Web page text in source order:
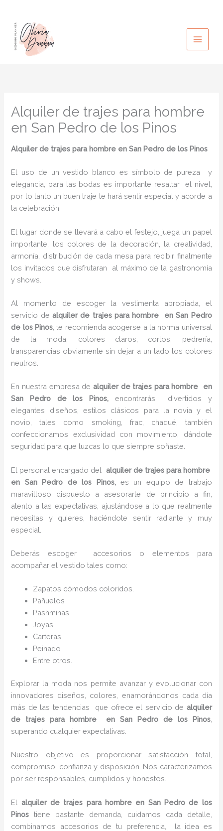
contenido
Alquiler de trajes para hombre
en San Pedro de los Pinos
Alquiler de trajes para hombre en San Pedro de los Pinos
El uso de un vestido blanco es símbolo de pureza y
elegancia, para las bodas es importante resaltar el nivel,
por lo tanto un buen traje te hará sentir especial y acorde a
la celebración.
El lugar donde se llevará a cabo el festejo, juega un papel
importante, los colores de la decoración, la creatividad,
armonía, distribución de cada mesa para recibir finalmente
los invitados que disfrutaran al máximo de la gastronomía
y shows.
Al momento de escoger la vestimenta apropiada, el
servicio dealquiler de trajes para hombre en San Pedro
de los Pinos , te recomienda acogerse a la norma universal
de la moda, colores claros, cortos, pedrería,
transparencias obviamente sin dejar a un lado los colores
neutros.
En nuestra empresa de alquiler de trajes para hombre en
San Pedro de los Pinos, encontrarás
divertidos y
elegantes diseños, estilos clásicos para la novia y el
novio, tales como smoking, frac, chaqué, también
confeccionamos exclusividad con movimiento, dándote
seguridad para que luzcas lo que siempre soñaste.
El personal encargado del alquiler de trajes para hombre
en San Pedro de los Pinos,es un equipo de trabajo
maravilloso dispuesto a asesorarte de principio a fin,
atento a las expectativas, ajustándose a lo que realmente
necesitas y quieres, haciéndote sentir radiante y muy
especial.
Deberás escoger accesorios o elementos para
acompañar el vestido tales como:
Zapatos cómodos coloridos.
Pañuelos
Pashminas
Joyas
Carteras
Peinado
Entre otros.
Explorar la moda nos permite avanzar y evolucionar con
innovadores diseños, colores, enamorándonos cada día
más de las tendencias que ofrece el servicio de alquiler
de trajes para hombre en San Pedro de los Pinos,
superando cualquier expectativas.
Nuestro objetivo es proporcionar satisfacción total,
compromiso, confianza y disposición. Nos caracterizamos
por ser responsables, cumplidos y honestos.
El alquiler de trajes para hombre en San Pedro de los
Pinostiene bastante demanda, cuidamos cada detalle,
combinamos accesorios de tu preferencia, la idea es